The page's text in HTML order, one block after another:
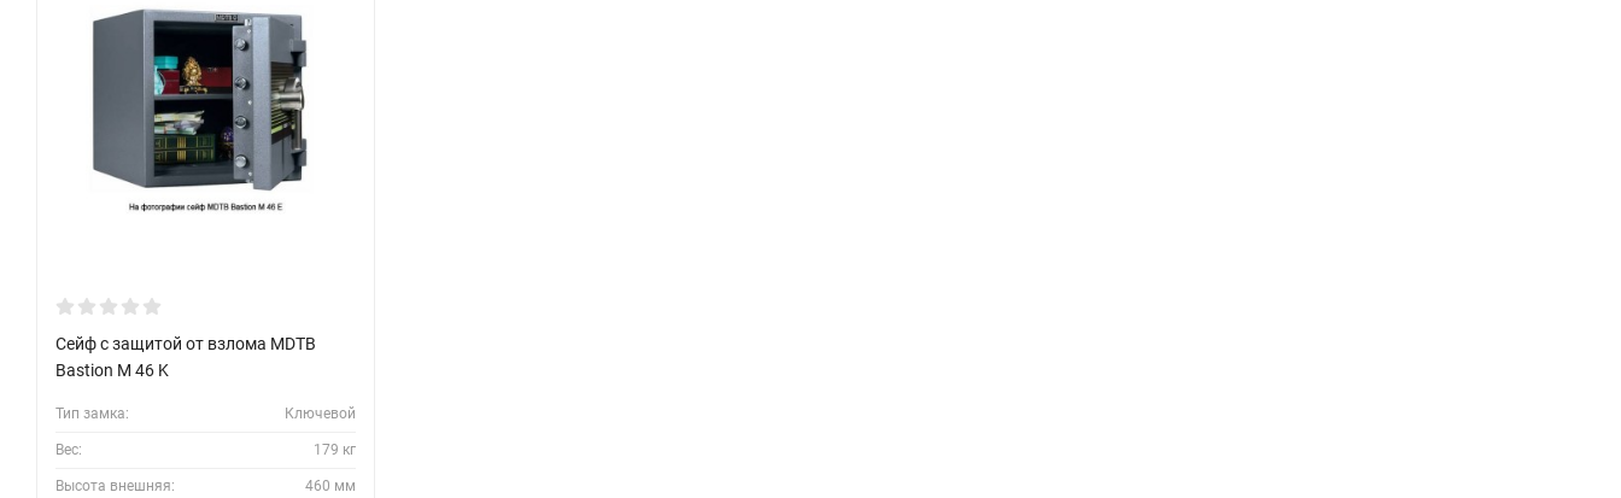
Сейф с защитой от взлома MDTB
Bastion M 46 K
Тип замка: Ключевой
Вес: 179 кг
Высота внешняя: 460 мм